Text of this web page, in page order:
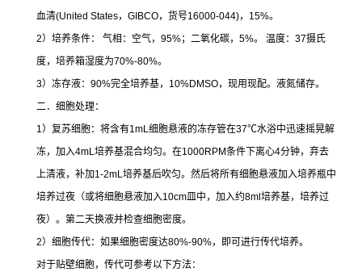
血清(United States， GIBCO，货号16000-044)， 15%。
2）培养条件： 气相：空气， 95%；二氧化碳， 5%。 温度： 37摄氏
度，培养箱湿度为70%-80%。
3）冻存液： 90%完全培养基， 10%DMSO，现用现配。液氮储存。
二．细胞处理：
1 ）复苏细胞：将含有1mL 细胞悬液的冻存管在37℃水浴中迅速摇晃解
冻，加入4mL 培养基混合均匀。在1000RPM条件下离心4分钟，弃去
上清液，补加1-2mL 培养基后吹匀。然后将所有细胞悬液加入培养瓶中
培养过夜（或将细胞悬液加入10cm皿中，加入约8ml培养基，培养过
夜）。第二天换液并检查细胞密度。
2）细胞传代：如果细胞密度达80%-90%，即可进行传代培养。
对于贴壁细胞，传代可参考以下方法：